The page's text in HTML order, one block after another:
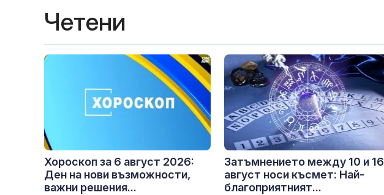
Четени
Хороскоп за 6 август 2026:
Ден на нови възможности,
важни решения...
Затъмнението между 10 и 16
август носи късмет: Най-
благоприятният...